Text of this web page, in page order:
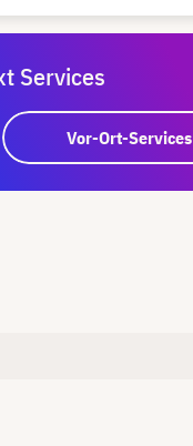
Services
Vor-Ort-Services